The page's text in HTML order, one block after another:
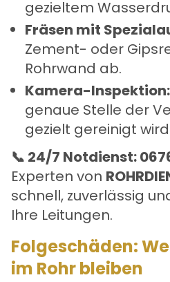
gezieltem
Fräsen mit
Zement- oder
Rohrwand ab.
Kamera-Inspektion:
genaue Stelle der
gezielt gereinigt
📞 24/7 Notdienst:
Experten von
schnell, zuverlässig
Ihre Leitungen.
Folgeschäden:
im Rohr bleiben